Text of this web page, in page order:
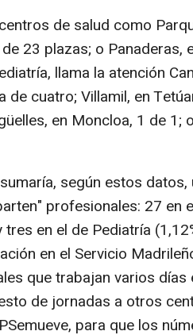
de salud como
23 plazas; o Panaderas,
llama la atención
de cuatro; Villamil, en
en Moncloa, 1 de 1;
según estos
profesionales: 27 en
tres en el de Pediatría
en el Servicio
que trabajan varios
de jornadas a otros
para que los